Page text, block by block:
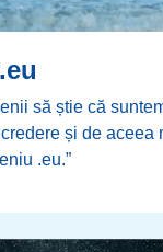
să știe că
și de aceea
.eu.”